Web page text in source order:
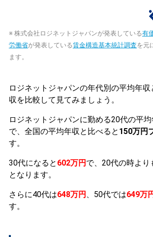
※ 株式会社ロジネットジャパンが発表している有
労働省が発表している賃金構造基本統計調査を元
ます。
ロジネットジャパンの年代別の平均年
収を比較して見てみましょう。
ロジネットジャパンに勤める20代の平
で、全国の平均年収と比べると 150万円
す。
30代になると 602万円 で、20代の時より
となります。
さらに40代は648万円 、50代では649万
す。